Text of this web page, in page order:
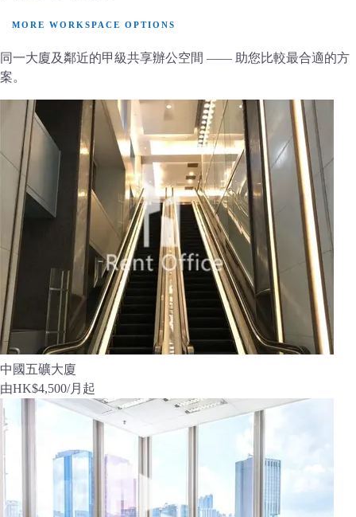
MORE WORKSPACE OPTIONS
同一大廈及鄰近的甲級共享辦公空間 —— 助您比較最合適的方
案。
中國五礦大廈
由HK$4,500/月起